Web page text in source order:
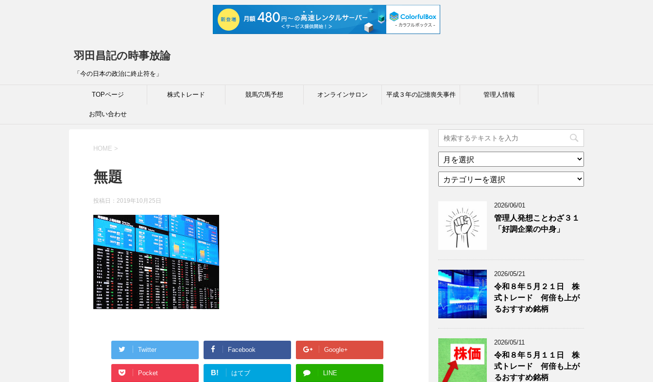
羽田昌記の時事放論
「今の日本の政治に終止符を」
TOPページ 株式トレード 競馬穴馬予想 オンラインサロン 平成３年の記憶喪失事件 管理人情報
お問い合わせ
HOME >
無題
投稿日： 2019年10月25日
Twitter Facebook Google+
Pocket B! はてブ LINE
ア
ー
イ
グ
記
事
を
表
示
テ
ー
グ
記
事
を
表
示
2026/06/01
管理人発想ことわざ３１
「好調企業の中身」
2026/05/21
令和８年５月２１日 株
式トレード 何倍も上が
るおすすめ銘柄
2026/05/11
令和８年５月１１日 株
式トレード 何倍も上が
るおすすめ銘柄